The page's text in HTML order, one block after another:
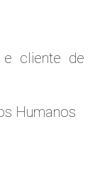
cliente de
Humanos